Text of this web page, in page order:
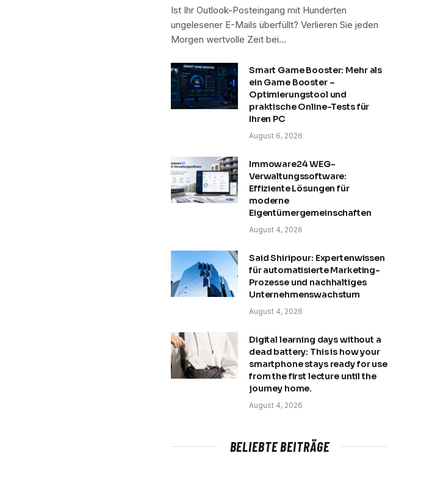
Ist Ihr Outlook-Posteingang mit Hunderten
ungelesener E-Mails überfüllt? Verlieren Sie jeden
Morgen wertvolle Zeit bei…
Smart Game Booster: Mehr als
ein Game Booster –
Optimierungstool und
praktische Online-Tests für
Ihren PC
August 6, 2026
Immoware24 WEG-
Verwaltungssoftware:
Effiziente Lösungen für
moderne
Eigentümergemeinschaften
August 4, 2026
Said Shiripour: Expertenwissen
für automatisierte Marketing-
Prozesse und nachhaltiges
Unternehmenswachstum
August 4, 2026
Digital learning days without a
dead battery: This is how your
smartphone stays ready for use
from the first lecture until the
journey home.
August 4, 2026
BELIEBTE BEITRÄGE